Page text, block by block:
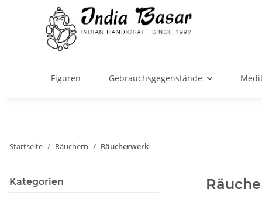
Figuren Gebrauchsgegenstände
Startseite Räuchern Räucherwerk
Kategorien